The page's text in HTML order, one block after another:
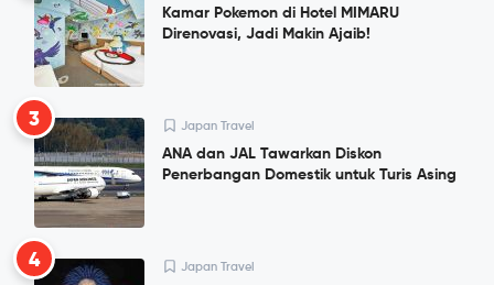
Kamar Pokemon di Hotel MIMARU
Direnovasi, Jadi Makin Ajaib!
3 Japan Travel
ANA dan JAL Tawarkan Diskon
Penerbangan Domestik untuk Turis Asing
4 Japan Travel